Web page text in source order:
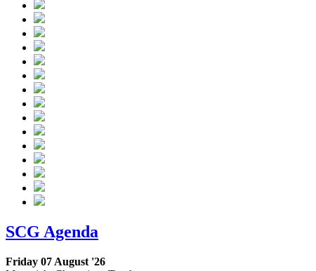
SCG Agenda
Friday 07 August '26